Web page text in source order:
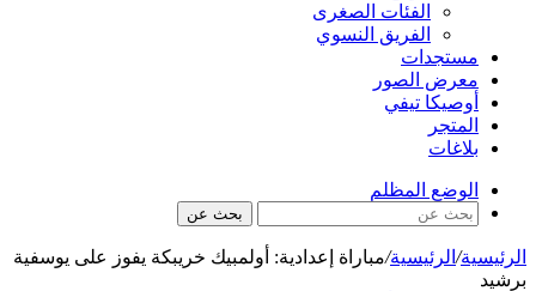
الفئات الصغرى
الفريق النسوي
مستجدات
معرض الصور
أوصيكا تيفي
المتجر
بلاغات
الوضع المظلم
بحث عن
الرئيسية/ الرئيسية/مباراة إعدادية: أولمبيك خريبكة يفوز على يوسفية
برشيد